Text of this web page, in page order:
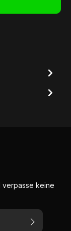
verpasse keine